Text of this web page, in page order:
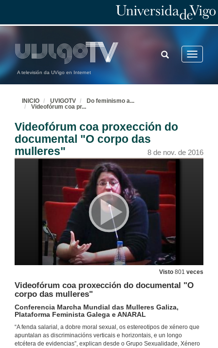
A televisión da UVigo en Internet
Toggle
TOGGLE
SEARCH
INICIO UVIGOTV Do feminismo a...
Videofórum coa pr...
Videofórum coa proxección do
documental "O corpo das
mulleres"
8 de nov. de 2016
Visto 801 veces
Videofórum coa proxección do documental "O
corpo das mulleres"
Conferencia Marcha Mundial das Mulleres Galiza,
Plataforma Feminista Galega e ANARAL
“A fenda salarial, a dobre moral sexual, os estereotipos de xénero que
apuntalan as discriminacións verticais e horizontais, e un longo
etcétera de evidencias”, explican desde o Grupo Sexualidade, Xénero
Do feminismo ao postfeminismo: vellos mitos, novas trampas
7 de nov. de 2016